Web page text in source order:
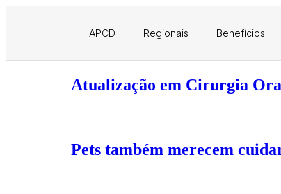
APCD Regionais Benefícios
Atualização em Cirurgia
Pets também merecem